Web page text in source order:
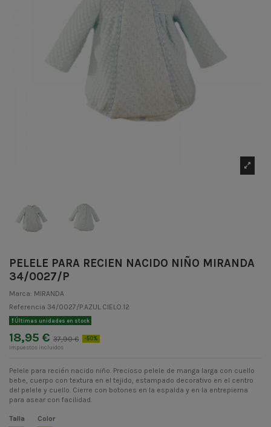
PELELE PARA RECIEN NACIDO NIÑO MIRANDA
34/0027/P
Marca: MIRANDA
Referencia 34/0027/P.AZUL CIELO.12
Últimas unidades en stock
18,95 € 37,90 € -50%
Impuestos incluidos
Pelele para recién nacido niño. Precioso pelele de manga larga con cuello
bebe, cuerpo con textura en el tejido, estampado decorativo en el centro
del pelele y cuello. Cierre con botones en la espalda y en la entrepierna
para asear con facilidad.
Talla
Color